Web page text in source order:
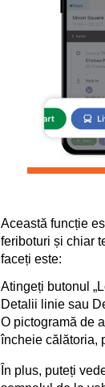
Această funcție
feriboturi și chiar
faceți este:
Atingeți butonul
Detalii linie sau
O pictogramă de
încheie călătoria,
În plus, puteți